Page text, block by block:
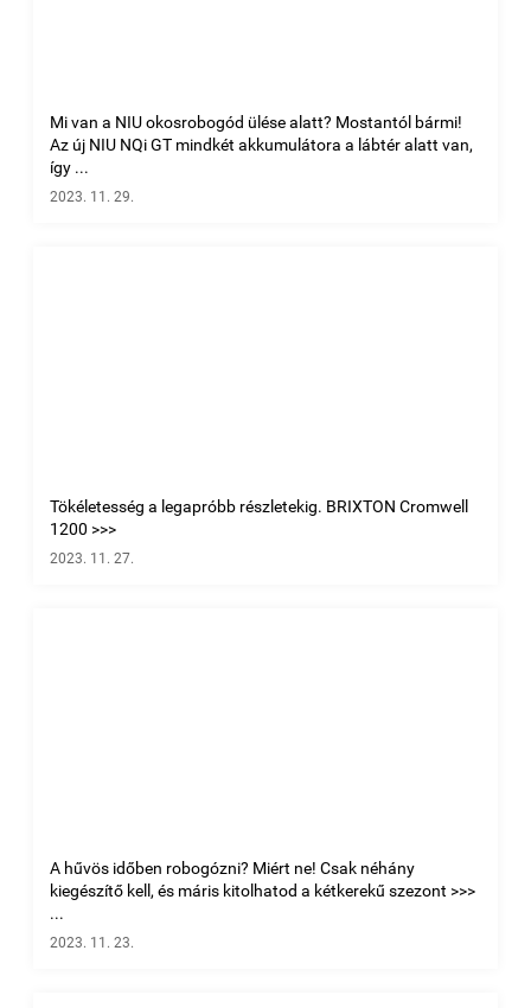
Mi van a NIU okosrobogód ülése alatt? Mostantól bármi!
Az új NIU NQi GT mindkét akkumulátora a lábtér alatt van,
így ...
2023. 11. 29.
Tökéletesség a legapróbb részletekig. BRIXTON Cromwell
1200 >>>
2023. 11. 27.
A hűvös időben robogózni? Miért ne! Csak néhány
kiegészítő kell, és máris kitolhatod a kétkerekű szezont >>>
...
2023. 11. 23.